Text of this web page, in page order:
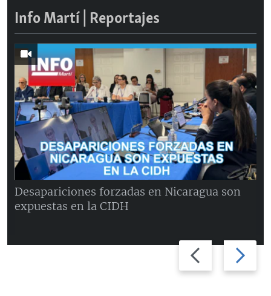
Info Martí | Reportajes
Previous
slide
Next
slide
Desapariciones forzadas en Nicaragua son
expuestas en la CIDH